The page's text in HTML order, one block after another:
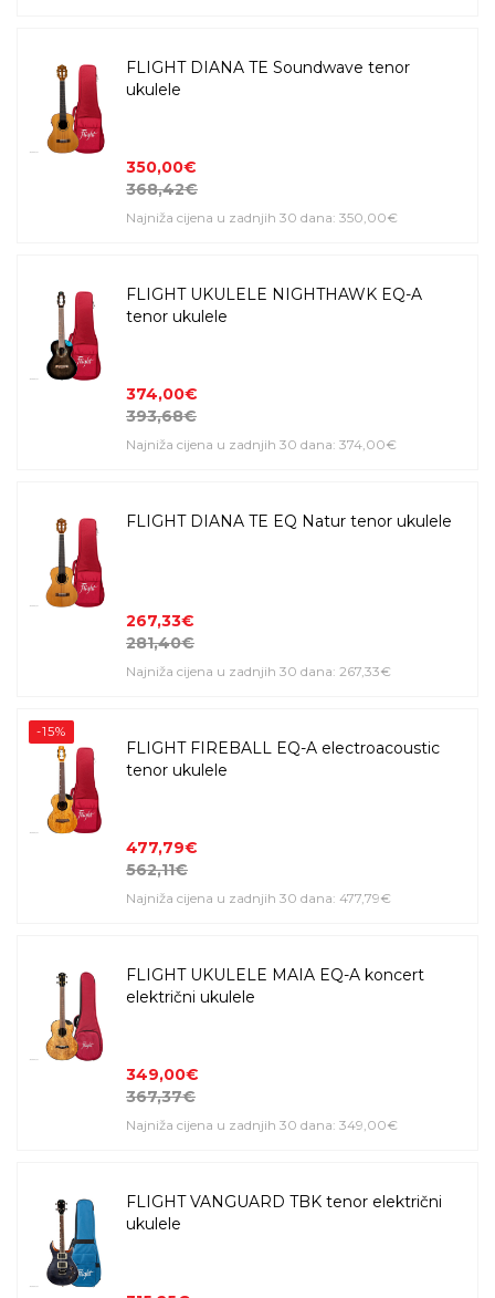
FLIGHT DIANA TE Soundwave tenor
ukulele
350,00€
368,42€
Najniža cijena u zadnjih 30 dana: 350,00€
FLIGHT UKULELE NIGHTHAWK EQ-A
tenor ukulele
374,00€
393,68€
Najniža cijena u zadnjih 30 dana: 374,00€
FLIGHT DIANA TE EQ Natur tenor ukulele
267,33€
281,40€
Najniža cijena u zadnjih 30 dana: 267,33€
-15%
FLIGHT FIREBALL EQ-A electroacoustic
tenor ukulele
477,79€
562,11€
Najniža cijena u zadnjih 30 dana: 477,79€
FLIGHT UKULELE MAIA EQ-A koncert
električni ukulele
349,00€
367,37€
Najniža cijena u zadnjih 30 dana: 349,00€
FLIGHT VANGUARD TBK tenor električni
ukulele